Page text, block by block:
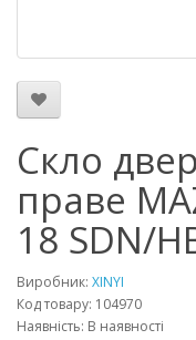
Скло
праве
18 SDN/
Виробник: XINYI
Код товару: 104970
Наявність: В наявності